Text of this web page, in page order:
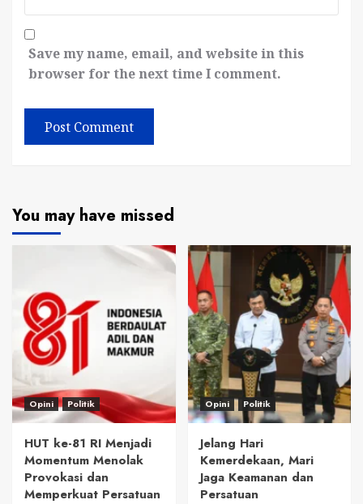
Save my name, email, and website in this
browser for the next time I comment.
You may have missed
Opini Politik
HUT ke-81 RI Menjadi
Momentum Menolak
Provokasi dan
Memperkuat Persatuan
Opini Politik
Jelang Hari
Kemerdekaan, Mari
Jaga Keamanan dan
Persatuan